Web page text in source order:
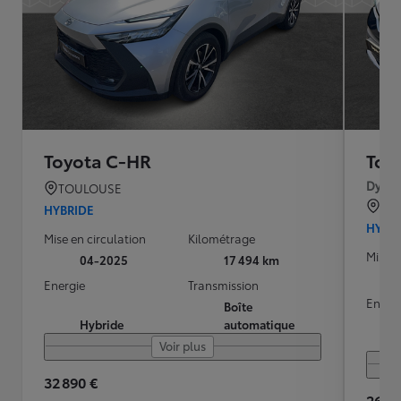
Toyota C-HR
TOULOUSE
HYBRIDE
Mise en circulation
04-2025
Kilométrage
17 494 km
Energie
Hybride
Transmission
Boîte
automatique
Voir plus
32 890 €
Mise